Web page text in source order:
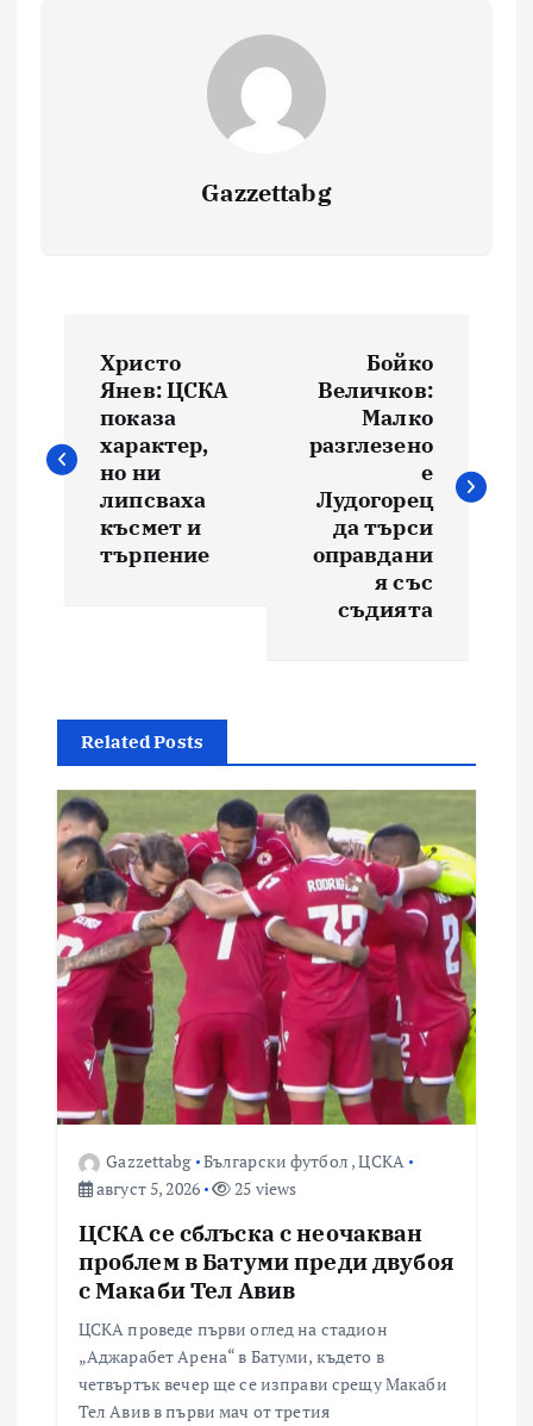
Gazzettabg
Навигация
Христо
Янев: ЦСКА
показа
характер,
но ни
липсваха
късмет и
търпение
Бойко
Величков:
Малко
разглезено
е
Лудогорец
да търси
оправдани
я със
съдията
Related Posts
Gazzettabg Български футбол ,ЦСКА
август 5, 2026
25 views
ЦСКА се сблъска с неочакван
проблем в Батуми преди двубоя
с Макаби Тел Авив
ЦСКА проведе първи оглед на стадион
„Аджарабет Арена“ в Батуми, където в
четвъртък вечер ще се изправи срещу Макаби
Тел Авив в първи мач от третия